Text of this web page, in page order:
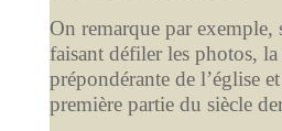
On remarque par exemple,
faisant défiler les photos, la
prépondérante de l’église
première partie du siècle